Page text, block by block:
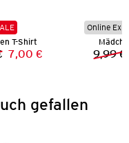
T-Shirt
Vorheriger Preis:
Neuer Preis:
7,00 €
Online
9,99 €
gefallen